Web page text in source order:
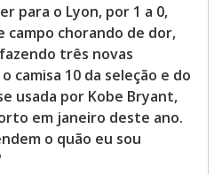
para o Lyon, por 1 a 0,
campo chorando de dor,
três novas
camisa 10 da seleção e do
usada por Kobe Bryant,
em janeiro deste ano.
o quão eu sou